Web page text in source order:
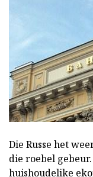
Die Russe het
die roebel
huishoudelike